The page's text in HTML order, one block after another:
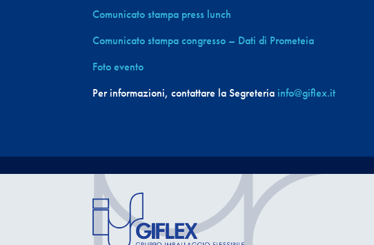
Comunicato stampa press lunch
Comunicato stampa congresso – Dati di Prometeia
Foto evento
Per informazioni, contattare la Segreteria info@giflex.it